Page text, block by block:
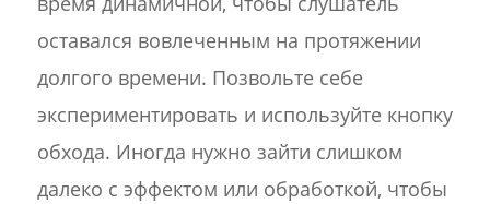
оставался вовлеченным на протяжении
долгого времени. Позвольте себе
экспериментировать и используйте кнопку
обхода. Иногда нужно зайти слишком
далеко с эффектом или обработкой, чтобы